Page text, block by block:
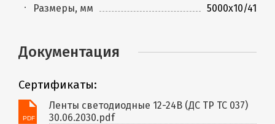
Размеры, мм
5000x10/41
Документация
Сертификаты:
Ленты светодиодные 12-24В (ДС ТР ТС 037)
30.06.2030.pdf